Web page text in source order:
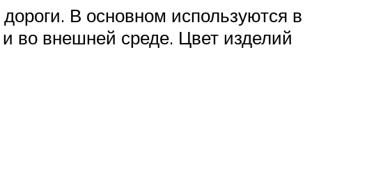
В основном используются в
во внешней среде. Цвет изделий